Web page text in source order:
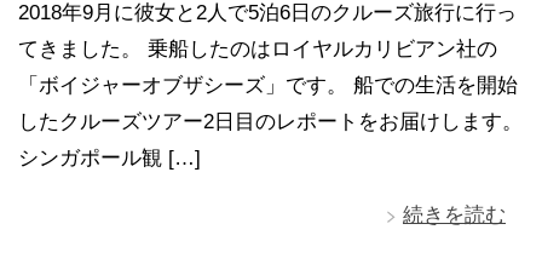
2018年9月に彼女と2人で5泊6日のクルーズ旅行に行っ
てきました。 乗船したのはロイヤルカリビアン社の
「ボイジャーオブザシーズ」です。 船での生活を開始
したクルーズツアー2日目のレポートをお届けします。
シンガポール観 […]
続きを読む